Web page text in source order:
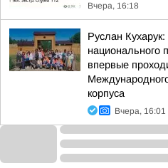
Вчера, 16:18
Руслан
национального
впервые
корпуса
Вчера, 16:01